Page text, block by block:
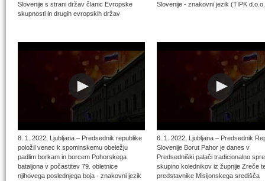
Slovenije s strani držav članic Evropske
skupnosti in drugih evropskih držav
Slovenije - znakovni jezik (TIPK
8. 1. 2022, Ljubljana – Predsednik republike
položil venec k spominskemu obeležju
padlim borkam in borcem Pohorskega
bataljona v počastitev 79. obletnice
njihovega poslednjega boja - znakovni jezik
6. 1. 2022, Ljubljana – Predsednik
Slovenije Borut Pahor je danes v
Predsedniški palači tradicionalno
skupino kolednikov iz župnije Zreče
predstavnike Misijonskega središča